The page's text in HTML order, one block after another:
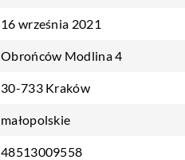
16 września 2021
Obrońców Modlina 4
30-733 Kraków
małopolskie
48513009558